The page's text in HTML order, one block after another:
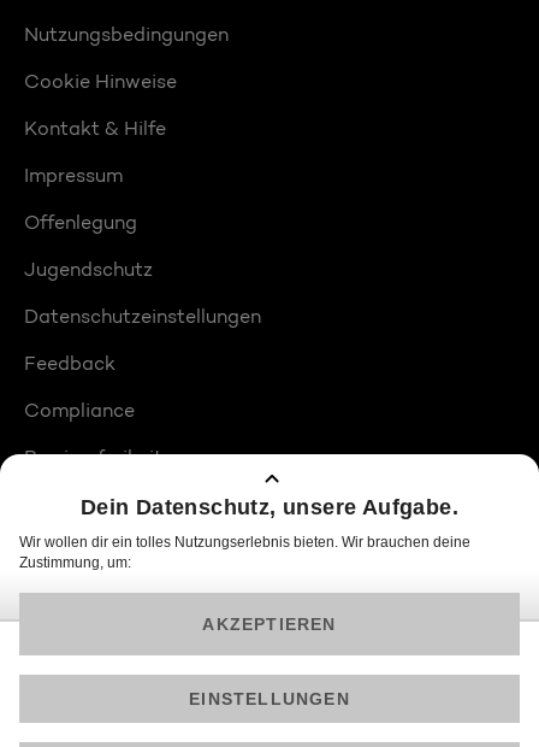
Nutzungsbedingungen
Cookie Hinweise
Kontakt & Hilfe
Impressum
Offenlegung
Jugendschutz
Datenschutzeinstellungen
Feedback
Compliance
Barrierefreiheit
Produktplatzierungen